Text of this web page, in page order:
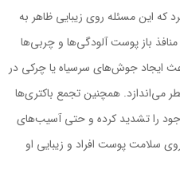
که این مسئله روی زیبایی ظاهر به
باز پوست آلودگی‌ها و چربی‌ها
ایجاد جوش‌های سرسیاه یا چرکی در
همچنین تجمع باکتری‌ها
را تشدید کرده و حتی آسیب‌های
سلامت پوست افراد و زیبایی او